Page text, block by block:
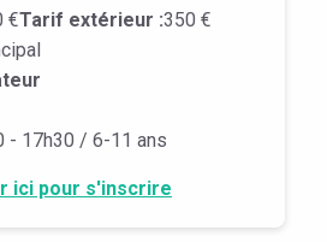
€Tarif extérieur :350 €
- 17h30 / 6-11 ans
ici pour s'inscrire